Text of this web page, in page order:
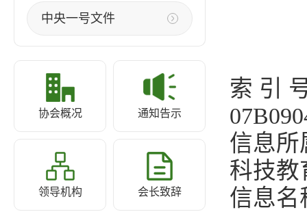
中央一号文件
协会概况 通知告示
领导机构 会长致辞
索 引
信息所
科技教
信息名